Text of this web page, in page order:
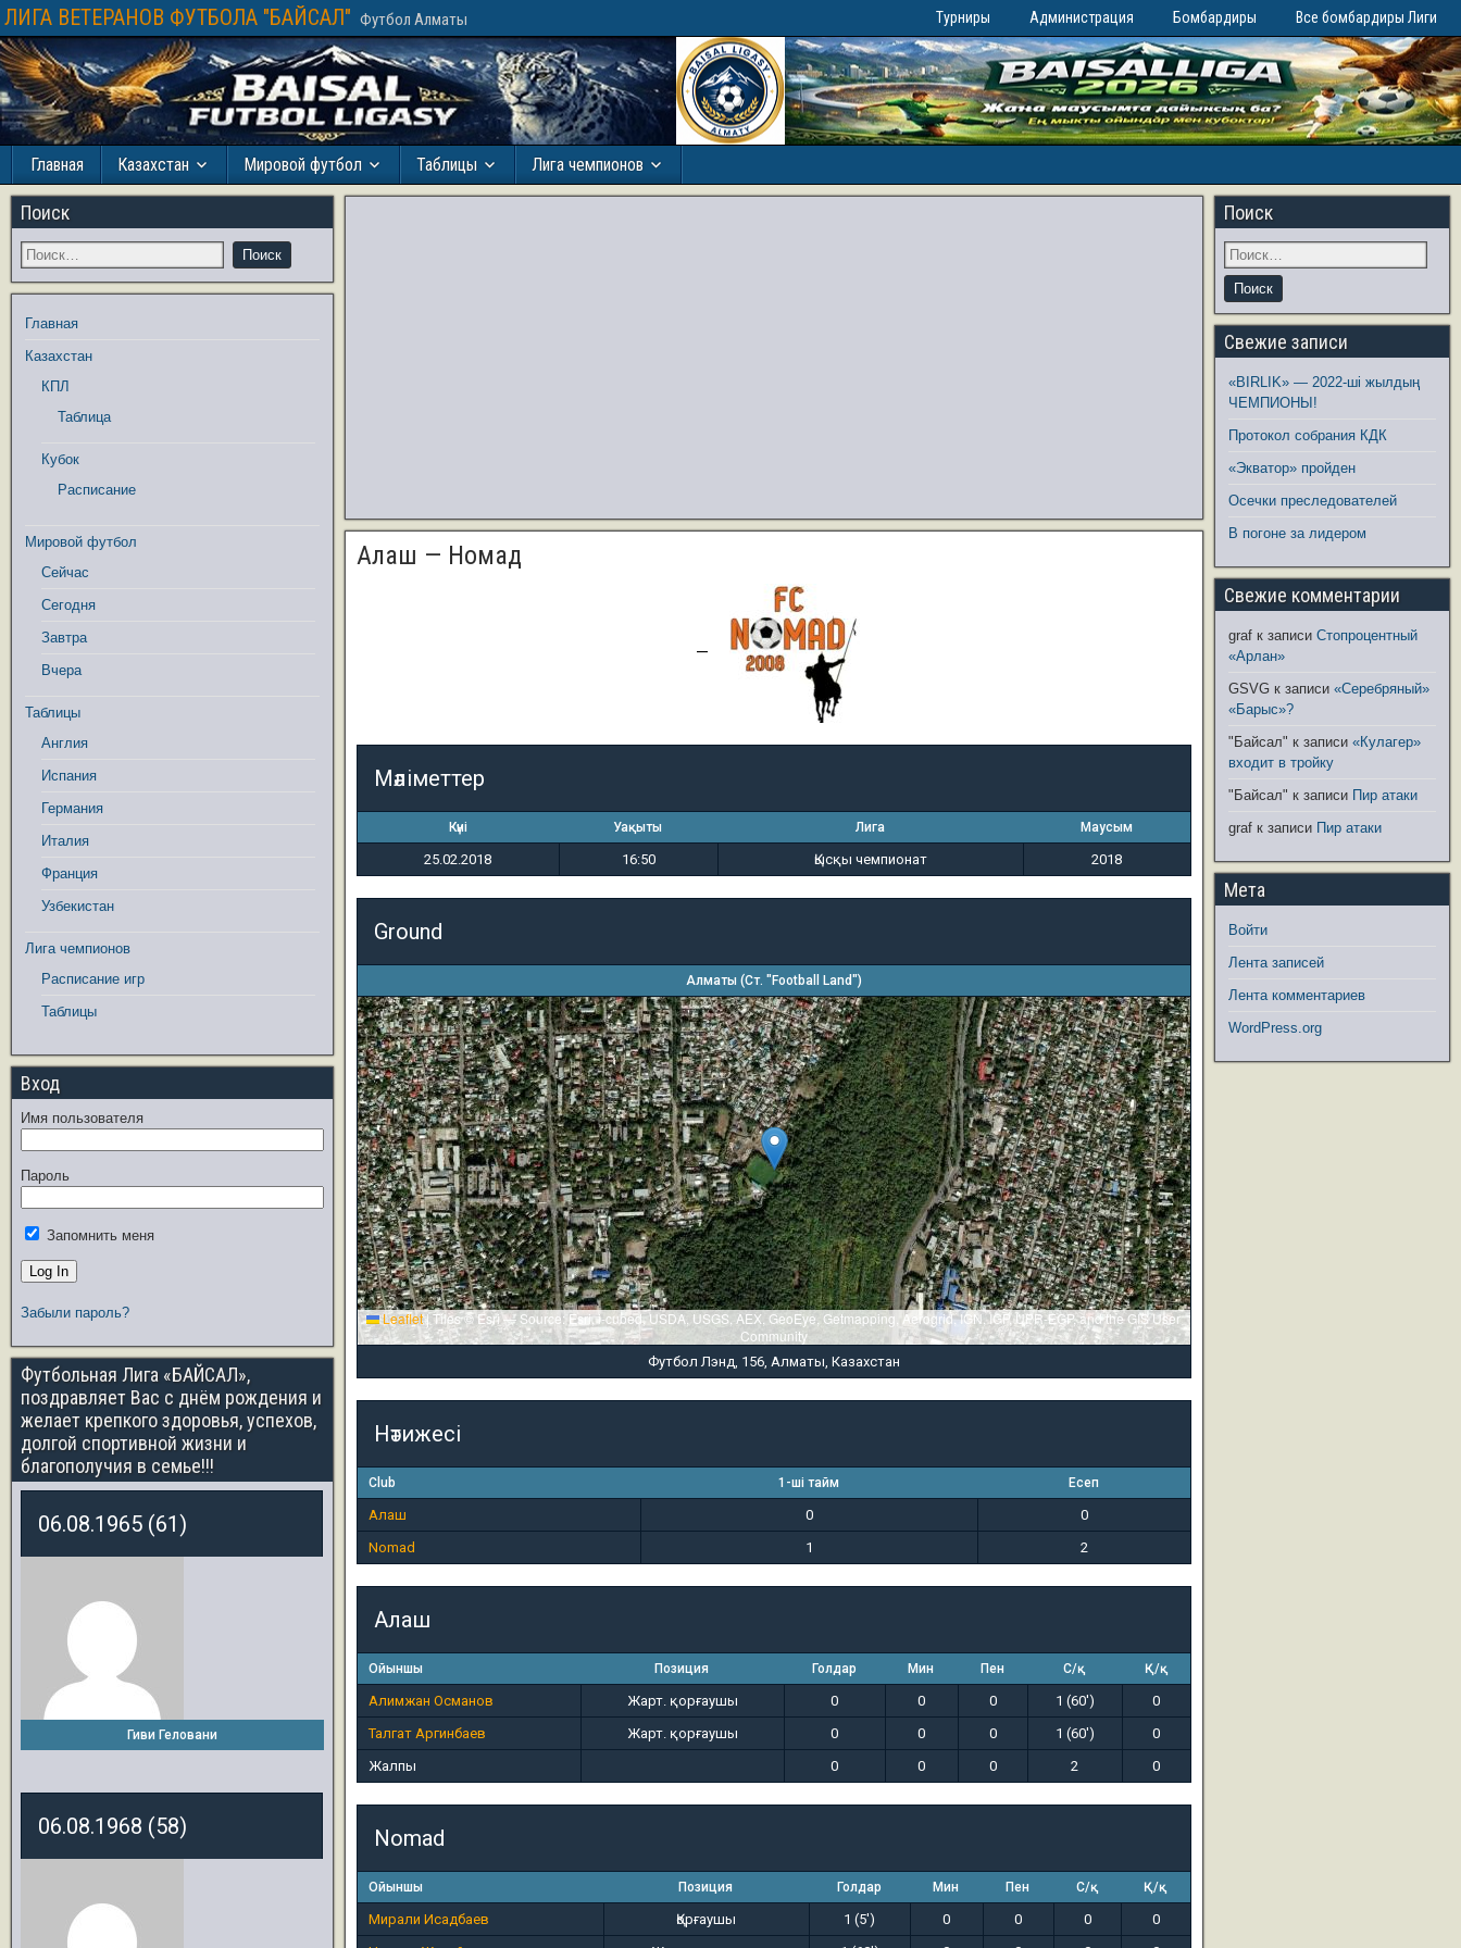
ЛИГА ВЕТЕРАНОВ ФУТБОЛА "БАЙСАЛ" Футбол Алматы Турниры Администрация Бомбардиры Все бомбардиры Лиги
Главная Казахстан Мировой футбол Таблицы Лига чемпионов
Алаш — Номад
—
Мәліметтер
Күні Уақыты Лига Маусым
25.02.2018 16:50 Қысқы чемпионат 2018
Ground
Алматы (Ст. "Football Land")
Leaflet|Tiles © Esri — Source: Esri, i-cubed, USDA, USGS, AEX, GeoEye, Getmapping, Aerogrid, IGN, IGP, UPR-EGP, and the GIS User
Community
Футбол Лэнд, 156, Алматы, Казахстан
Нәтижесі
Club 1-ші тайм Есеп
Алаш 0
0
Nomad
1 2
Алаш
Ойыншы Позиция Голдар Мин Пен С/қ Қ/қ
Алимжан Османов Жарт. қорғаушы 0 0 0 1 (60')
0
Талгат Аргинбаев
Жарт. қорғаушы 0 0 0 1 (60')
0
Жалпы
0 0 0 2 0
Nomad
Ойыншы Позиция Голдар Мин Пен С/қ Қ/қ
Мирали Исадбаев Қорғаушы 1 (5') 0 0 0
0
Поиск
Главная
Казахстан
КПЛ
Таблица
Кубок
Расписание
Мировой футбол
Сейчас
Сегодня
Завтра
Вчера
Таблицы
Англия
Испания
Германия
Италия
Франция
Узбекистан
Лига чемпионов
Расписание игр
Таблицы
Вход
Имя пользователя
Пароль
Запомнить меня
Забыли пароль?
Футбольная Лига «БАЙСАЛ»,
поздравляет Вас с днём рождения и
желает крепкого здоровья, успехов,
долгой спортивной жизни и
благополучия в семье!!!
06.08.1965 (61)
Гиви Геловани
06.08.1968 (58)
Поиск
Свежие записи
«BIRLIK» — 2022-ші жылдың
ЧЕМПИОНЫ!
Протокол собрания КДК
«Экватор» пройден
Осечки преследователей
В погоне за лидером
Свежие комментарии
graf к записиСтопроцентный
«Арлан»
GSVG к записи«Серебряный»
«Барыс»?
"Байсал" к записи«Кулагер»
входит в тройку
"Байсал" к записи Пир атаки
graf к записи Пир атаки
Мета
Войти
Лента записей
Лента комментариев
WordPress.org